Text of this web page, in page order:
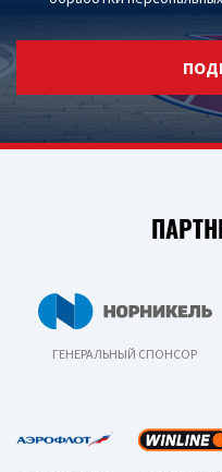
ГЕНЕРАЛЬНЫЙ СПОНСОР